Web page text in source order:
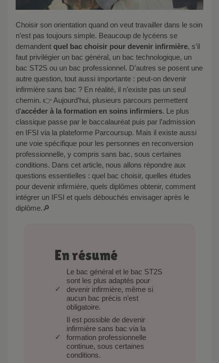
Choisir son orientation quand on veut travailler dans le soin
n’est pas toujours simple. Beaucoup de lycéens se
demandent quel bac choisir pour devenir infirmière, s’il
faut privilégier un bac général, un bac technologique, un
bac ST2S ou un bac professionnel. D’autres se posent une
autre question, tout aussi importante : peut-on devenir
infirmière sans bac ? En réalité, il n’existe pas un seul
chemin. 👉 Aujourd’hui, plusieurs parcours permettent
d’accéder à la formation en soins infirmiers. Le plus
classique passe par le baccalauréat puis par l’admission
en IFSI via la plateforme Parcoursup. Mais il existe aussi
une voie spécifique pour les personnes en reconversion
professionnelle, y compris sans bac, sous certaines
conditions. Dans cet article, nous allons répondre aux
questions essentielles : quel bac choisir, quelles études
pour devenir infirmière, quels diplômes obtenir, comment
intégrer un IFSI et quels débouchés envisager après le
diplôme.🔎
En résumé
Le bac général et le bac ST2S
sont les plus adaptés pour
devenir infirmière, même si
aucun bac précis n’est
obligatoire.
Il est possible de devenir
infirmière sans bac via la
formation professionnelle
continue, sous certaines
conditions.